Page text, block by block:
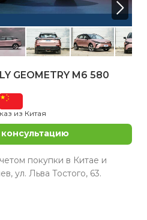
GEOMETRY M6 580
из Китая
консультацию
покупки в Китае и
ул. Льва Тостого, 63.